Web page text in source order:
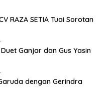
RAZA SETIA Tuai Sorotan
Ganjar dan Gus Yasin
dengan Gerindra